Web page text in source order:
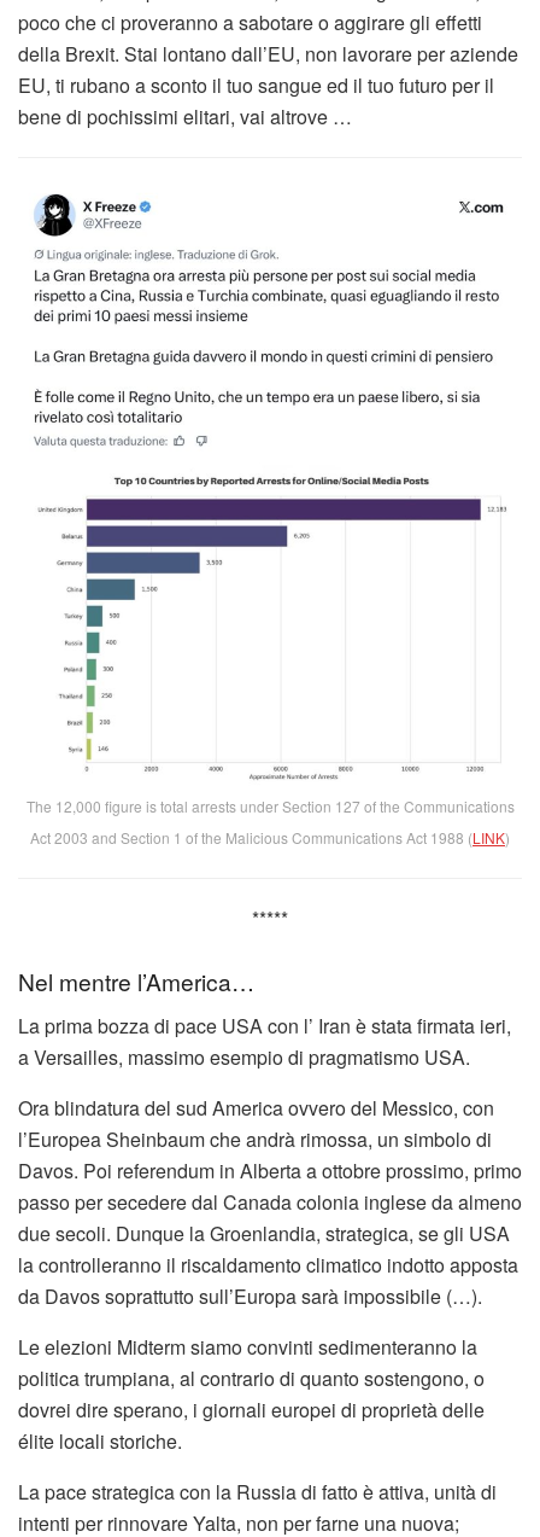
poco che ci proveranno a sabotare o aggirare gli effetti
della Brexit. Stai lontano dall’EU, non lavorare per aziende
EU, ti rubano a sconto il tuo sangue ed il tuo futuro per il
bene di pochissimi elitari, vai altrove …
The 12,000 figure is total arrests under Section 127 of the Communications
Act 2003 and Section 1 of the Malicious Communications Act 1988 (LINK)
*****
Nel mentre l’America…
La prima bozza di pace USA con l’ Iran è stata firmata ieri,
a Versailles, massimo esempio di pragmatismo USA.
Ora blindatura del sud America ovvero del Messico, con
l’Europea Sheinbaum che andrà rimossa, un simbolo di
Davos. Poi referendum in Alberta a ottobre prossimo, primo
passo per secedere dal Canada colonia inglese da almeno
due secoli. Dunque la Groenlandia, strategica, se gli USA
la controlleranno il riscaldamento climatico indotto apposta
da Davos soprattutto sull’Europa sarà impossibile (…).
Le elezioni Midterm siamo convinti sedimenteranno la
politica trumpiana, al contrario di quanto sostengono, o
dovrei dire sperano, i giornali europei di proprietà delle
élite locali storiche.
La pace strategica con la Russia di fatto è attiva, unità di
intenti per rinnovare Yalta, non per farne una nuova;